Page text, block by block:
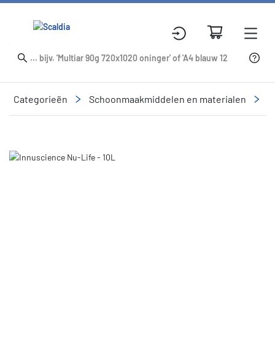
Categorieën Schoonmaakmiddelen en materialen
Slide 1 of 1